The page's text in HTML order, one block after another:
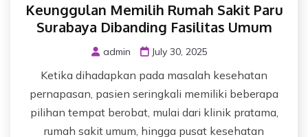
Keunggulan Memilih Rumah Sakit Paru
Surabaya Dibanding Fasilitas Umum
admin July 30, 2025
Ketika dihadapkan pada masalah kesehatan
pernapasan, pasien seringkali memiliki beberapa
pilihan tempat berobat, mulai dari klinik pratama,
rumah sakit umum, hingga pusat kesehatan